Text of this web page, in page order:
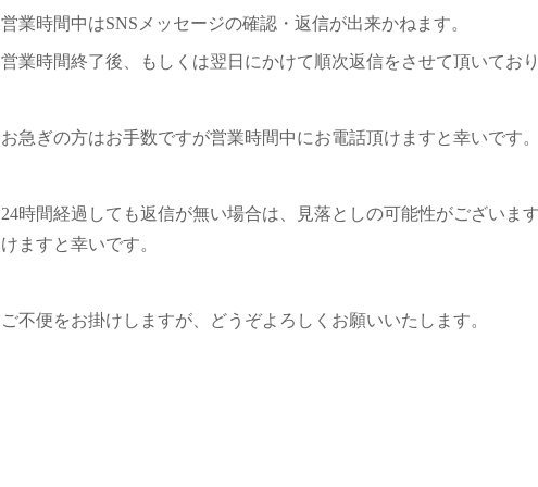
営業時間中はSNSメッセージの確認・返信が出来かねます。
営業時間終了後、もしくは翌日にかけて順次返信をさせて頂いており
お急ぎの方はお手数ですが営業時間中にお電話頂けますと幸いです。
24時間経過しても返信が無い場合は、見落としの可能性がございま
けますと幸いです。
ご不便をお掛けしますが、どうぞよろしくお願いいたします。